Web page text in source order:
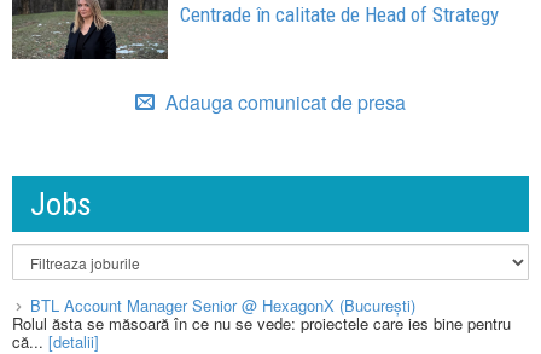
Centrade în calitate de Head of Strategy
Adauga comunicat de presa
Jobs
BTL Account Manager Senior @ HexagonX (București)
Rolul ăsta se măsoară în ce nu se vede: proiectele care ies bine pentru
că... [detalii]